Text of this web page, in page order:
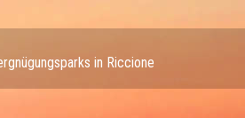
in Riccione